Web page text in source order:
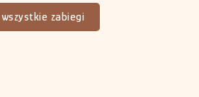
zabiegi